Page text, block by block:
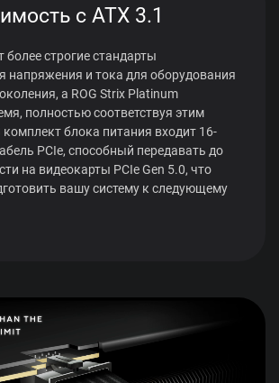
с ATX 3.1
более строгие стандарты
напряжения и тока для оборудования
а ROG Strix Platinum
полностью соответствуя этим
блока питания входит 16-
PCIe, способный передавать до
на видеокарты PCIe Gen 5.0, что
вашу систему к следующему